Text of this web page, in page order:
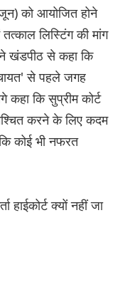
को आयोजित होने
लिस्टिंग की मांग
खंडपीठ से कहा कि
से पहले जगह
कहा कि सुप्रीम कोर्ट
करने के लिए कदम
कोई भी नफरत
हाईकोर्ट क्यों नहीं जा